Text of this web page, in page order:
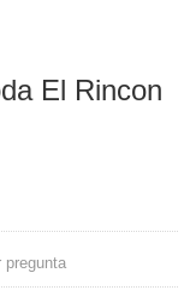
El Rincon
pregunta